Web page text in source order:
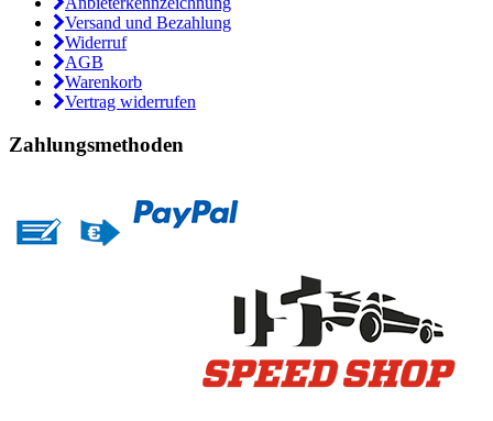
Versand und Bezahlung
Widerruf
AGB
Warenkorb
Vertrag widerrufen
Zahlungsmethoden